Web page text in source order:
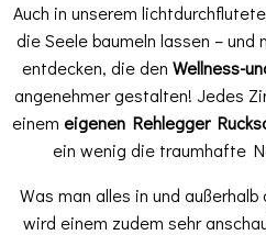
Auch in unserem
die Seele baumeln lassen –
entdecken, die den Wellness-
angenehmer gestalten! Jedes
einem eigenen Rehlegger
ein wenig die traumhafte
Was man alles in und
wird einem zudem sehr